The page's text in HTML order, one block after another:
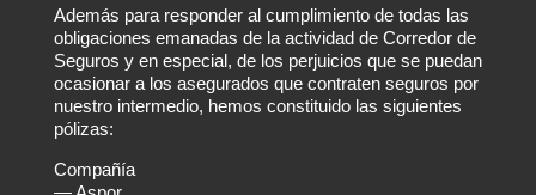
Además para responder al cumplimiento de todas las
obligaciones emanadas de la actividad de Corredor de
Seguros y en especial, de los perjuicios que se puedan
ocasionar a los asegurados que contraten seguros por
nuestro intermedio, hemos constituido las siguientes
pólizas:
Compañía